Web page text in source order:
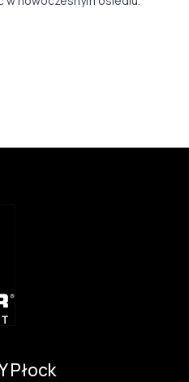
Płock